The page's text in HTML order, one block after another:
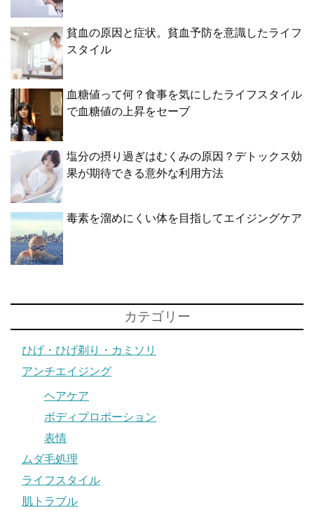
貧血の原因と症状。貧血予防を意識したライフ
スタイル
血糖値って何？食事を気にしたライフスタイル
で血糖値の上昇をセーブ
塩分の摂り過ぎはむくみの原因？デトックス効
果が期待できる意外な利用方法
毒素を溜めにくい体を目指してエイジングケア
カテゴリー
ひげ・ひげ剃り・カミソリ
アンチエイジング
ヘアケア
ボディプロポーション
表情
ムダ毛処理
ライフスタイル
肌トラブル